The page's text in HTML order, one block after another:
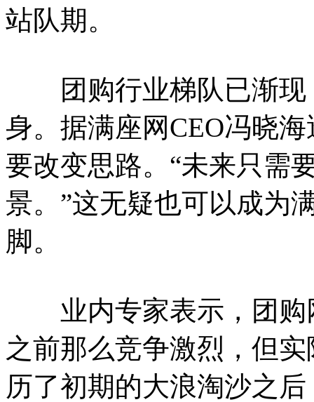
站队期。
团购行业梯队已渐现
身。据满座网CEO冯晓
要改变思路。“未来只需
景。”这无疑也可以成为
脚。
业内专家表示，团购
之前那么竞争激烈，但
历了初期的大浪淘沙之